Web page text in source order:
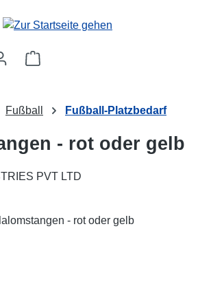
Warenkorb enthält 0 Positionen.
Fußball Fußball-Platzbedarf
- rot oder gelb
PVT LTD